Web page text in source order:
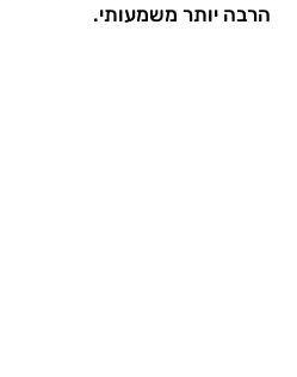
הרבה יותר משמעותי.